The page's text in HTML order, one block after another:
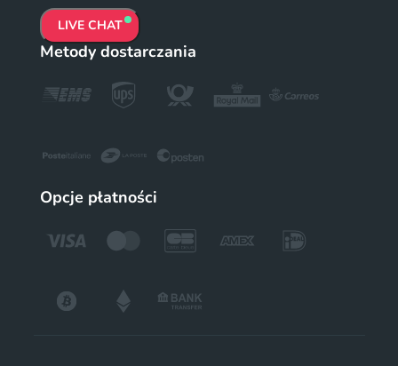
LIVE CHAT
Metody dostarczania
Opcje płatności